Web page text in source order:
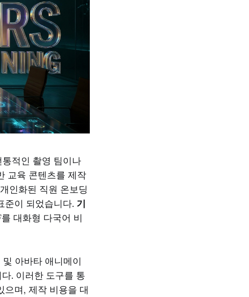
적인 촬영 팀이나
교육 콘텐츠를 제작
인화된 직원 온보딩
준이 되었습니다. 기
대화형 다국어 비
아바타 애니메이
. 이러한 도구를 통
으며, 제작 비용을 대